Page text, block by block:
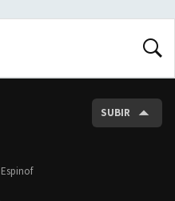
SUBIR
Espinof